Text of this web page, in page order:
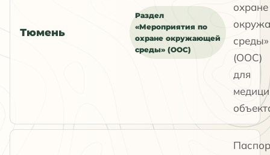
Тюмень
Раздел
«Мероприятия по
охране окружающей
среды» (ООС)
охране
среды»
(ООС)
для